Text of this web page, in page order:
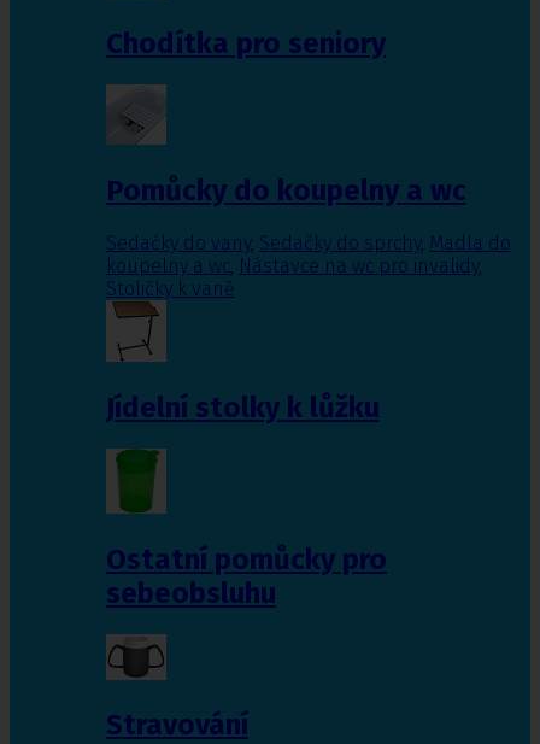
Chodítka pro seniory
Pomůcky do koupelny a wc
Sedačky do vany, Sedačky do sprchy, Madla do
koupelny a wc, Nástavce na wc pro invalidy,
Stoličky k vaně
Jídelní stolky k lůžku
Ostatní pomůcky pro
sebeobsluhu
Stravování